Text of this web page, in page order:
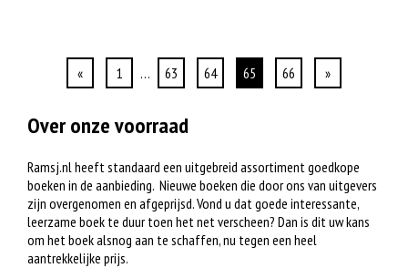
« 1 … 63 64 65 66 »
Over onze voorraad
Ramsj.nl heeft standaard een uitgebreid assortiment goedkope
boeken in de aanbieding. Nieuwe boeken die door ons van uitgevers
zijn overgenomen en afgeprijsd. Vond u dat goede interessante,
leerzame boek te duur toen het net verscheen? Dan is dit uw kans
om het boek alsnog aan te schaffen, nu tegen een heel
aantrekkelijke prijs.